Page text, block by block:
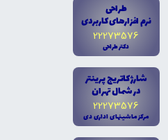
طراحى
نرم افزارهاى کاربردى
22273576
دکتر طراحى
شارژ کاتريج پرينتر
در شمال تهران
22273576
مرکز ماشينهاى ادارى دى